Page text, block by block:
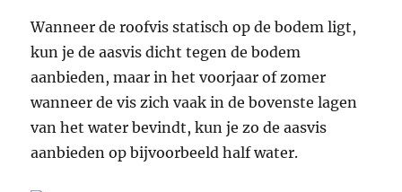
Wanneer de roofvis statisch op de bodem ligt,
kun je de aasvis dicht tegen de bodem
aanbieden, maar in het voorjaar of zomer
wanneer de vis zich vaak in de bovenste lagen
van het water bevindt, kun je zo de aasvis
aanbieden op bijvoorbeeld half water.